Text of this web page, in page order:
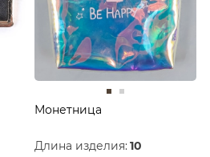
Монетница
Длина изделия: 10